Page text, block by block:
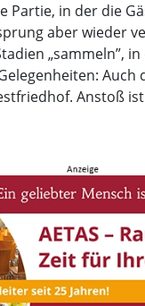
in der die
aber wieder
„sammeln”,
Anstoß